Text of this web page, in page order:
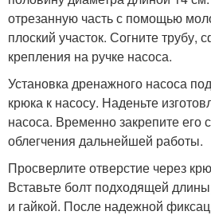
отрезанную часть с помощью
плоский участок. Согните трубу,
крепления на ручке насоса.
Установка дренажного насоса
крюка к насосу. Наденьте
насоса. Временно закрепите
облегчения дальнейшей работы.
Просверлите отверстие через
Вставьте болт подходящей
и гайкой. После надежной